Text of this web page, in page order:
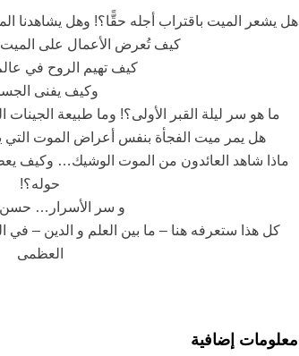
هل يشعر الميت باقتراب أجله حقًّا؟! وهل يشاهدنا
كيف تُعرض الأعمال على الميت
كيف تهيم الروح في
وكيف يفنى
ما هو سر ليلة القبر الأولى؟! وما طبيعة
هل يمر ميت الفجأة بنفس أعراض الموت التي
ماذا شاهد العائدون من الموت الوشيك… وكيف
حوله؟!
و سر الأسرار… حسن
كل هذا ستعرفه هنا – ما بين العلم و الدين – في
العظمى
معلومات إضافية